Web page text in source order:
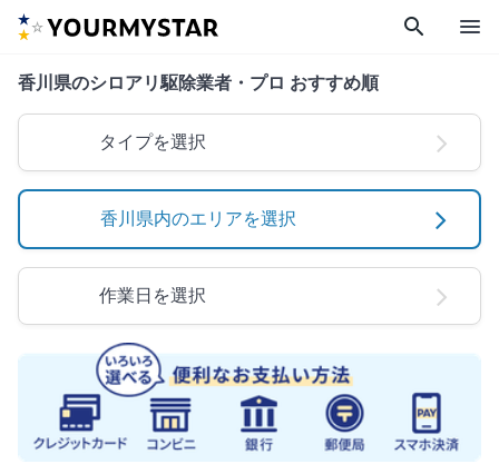
search menu
香川県のシロアリ駆除業者・プロ おすすめ順
タイプを選択
香川県内のエリアを選択
作業日を選択